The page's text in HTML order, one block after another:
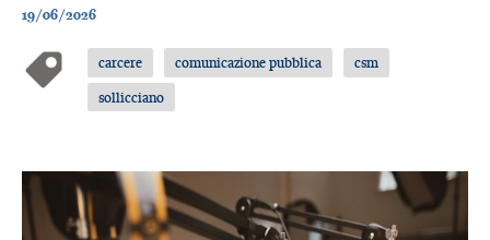
19/06/2026
carcere comunicazione pubblica
csm
sollicciano